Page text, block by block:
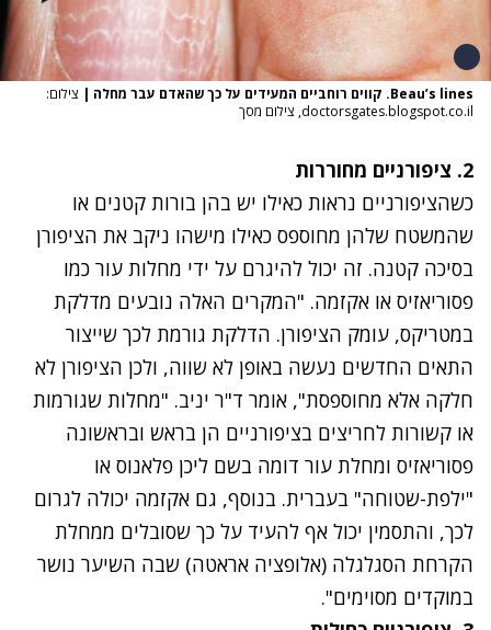
Beau’s lines. קווים רוחביים המעידים על כך שהאדם עבר מחלה | צילום:
doctorsgates.blogspot.co.il, צילום מסך
2. ציפורניים מחוררות
כשהציפורניים נראות כאילו יש בהן בורות קטנים או
שהמשטח שלהן מחוספס כאילו מישהו ניקב את הציפורן
בסיכה קטנה. זה יכול להיגרם על ידי מחלות עור כמו
פסוריאזיס או אקזמה. "המקרים האלה נובעים מדלקת
במטריקס, עומק הציפורן. הדלקת גורמת לכך שייצור
התאים החדשים נעשה באופן לא שווה, ולכן הציפורן לא
חלקה אלא מחוספסת", אומר ד"ר יניב. "מחלות שגורמות
או קשורות לחריצים בציפורניים הן בראש ובראשונה
פסוריאזיס ומחלת עור דומה בשם ליכן פלאנוס או
"ילפת-שטוחה" בעברית. בנוסף, גם אקזמה יכולה לגרום
לכך, והתסמין יכול אף להעיד על כך שסובלים ממחלת
הקרחת הסגלגלה (אלופציה אראטה) שבה השיער נושר
במוקדים מסוימים".